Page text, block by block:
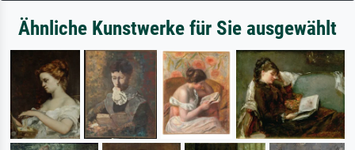
Ähnliche Kunstwerke für Sie ausgewählt